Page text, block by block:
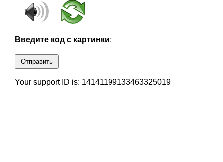
Введите код с картинки:
Отправить
Your support ID is: 14141199133463325019